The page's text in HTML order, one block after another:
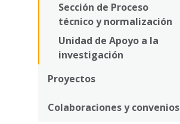
Sección de Proceso
técnico y normalización
Unidad de Apoyo a la
investigación
Proyectos
Colaboraciones y convenios